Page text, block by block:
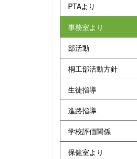
PTAより
事務室より
部活動
桐工部活動方針
生徒指導
進路指導
学校評価関係
保健室より